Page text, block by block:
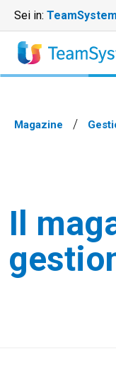
Sei in:
Magazine
Il